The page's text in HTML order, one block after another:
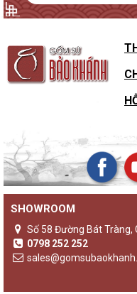
SHOWROOM
Số 58 Đường Bát Tràng,
0798 252 252